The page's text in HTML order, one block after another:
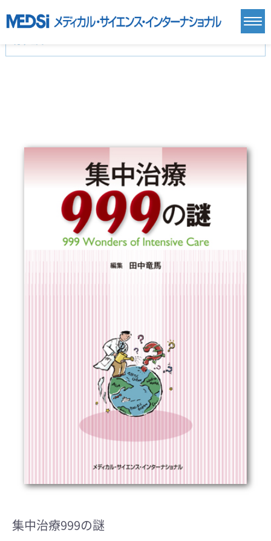
基礎医学(93)
基礎医学関連科学(80)
自然科学(25)
医療技術(16)
薬学(7)
医学一般(91)
集中治療999の謎